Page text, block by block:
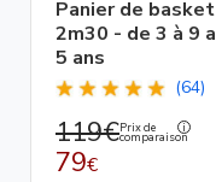
Panier de
2m30 - de 3 à 9
5 ans
(64)
119€Prix de
comparaison
79€